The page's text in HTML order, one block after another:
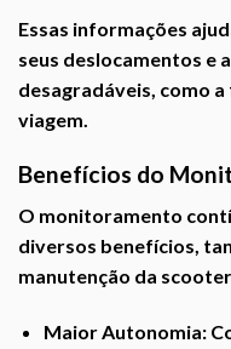
Essas informações
seus deslocamentos e
desagradáveis, como
viagem.
Benefícios do
O monitoramento
diversos benefícios,
manutenção da
Maior Autonomia: